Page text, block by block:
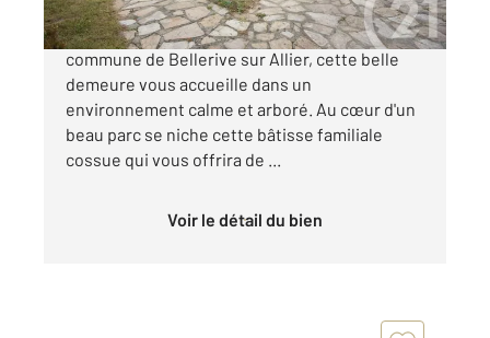
A quelques pas de l'Hippodrome, sur la
commune de Bellerive sur Allier, cette belle
demeure vous accueille dans un
environnement calme et arboré. Au cœur d'un
beau parc se niche cette bâtisse familiale
cossue qui vous offrira de ...
Voir le détail du bien